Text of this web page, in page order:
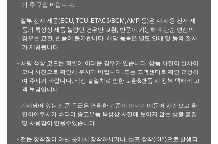
의 후 구입 바랍니다.
- 일부 전자 제품(ECU, TCU, ETACS/BCM, AMP 등)은 재 사용 전자 제
품의 특성상 제품 불량인 경우만 교환, 반품이 가능하며 단순 변심의
경우는 교환, 반품이 불가합니다. 해당 품목은 별도 안내 및 동의 절차
가 제공됩니다.
- 차량 색상 코드는 확인이 어려운 경우가 있습니다. 상품 사진이 실사이
오니 사진으로 확인해 주시기 바랍니다. 또는 고객센터로 확인 요청하
여 주시기 바랍니다. 색상 불일치로 인한 교환&반품 시 왕복 택배비 고
객 부담입니다.
- 기재되어 있는 상품 등급은 명확한 기준이 아니기 때문에 사진으로 확
인하여주시기 바라며 중고부품 특성상 사진에 보이지 않는 생활 흠집
및 사용감이 있을수있습니다.
- 전문 장착점이 아닌 곳에서 장착하시거나, 셀프 장착(DIY)으로 발생되